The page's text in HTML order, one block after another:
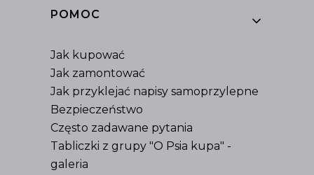
Linki w stopce
POMOC
Jak kupować
Jak zamontować
Jak przyklejać napisy samoprzylepne
Bezpieczeństwo
Często zadawane pytania
Tabliczki z grupy "O Psia kupa" -
galeria